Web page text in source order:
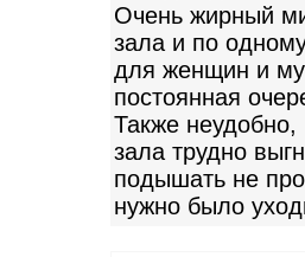
Очень жирный
зала и по
для женщин и
постоянная
Также неудобно,
зала трудно
подышать не
нужно было